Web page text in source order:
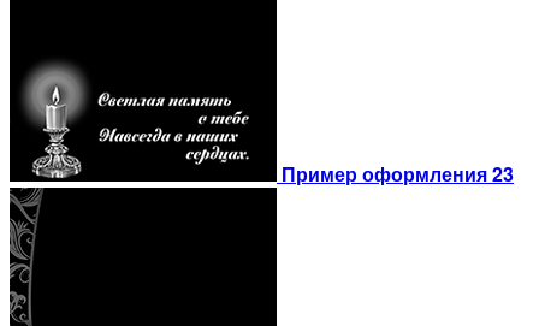
Пример оформления 23